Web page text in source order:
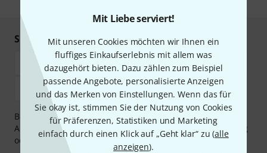
Mit Liebe serviert!
Mit unseren Cookies möchten wir Ihnen ein
fluffiges Einkaufserlebnis mit allem was
dazugehört bieten. Dazu zählen zum Beispiel
passende Angebote, personalisierte Anzeigen
und das Merken von Einstellungen. Wenn das für
Sie okay ist, stimmen Sie der Nutzung von Cookies
für Präferenzen, Statistiken und Marketing
einfach durch einen Klick auf „Geht klar“ zu (alle
anzeigen).
Sicher einkaufen & bezahlen
Bezahlen Sie vertraulich und sicher per Vorkasse, PayPal,
Amazon Pay,
Klarna Sofort bezahlen ,Klarna Ratenzahlung
oder Kreditkarte.